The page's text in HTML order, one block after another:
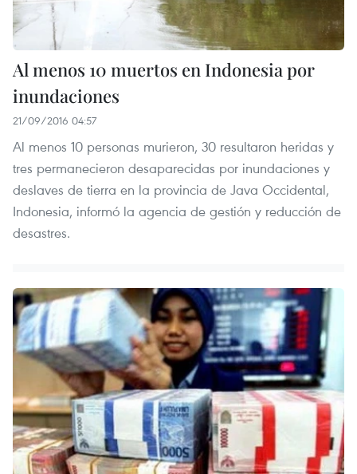
Al menos 10 muertos en Indonesia por
inundaciones
21/09/2016 04:57
Al menos 10 personas murieron, 30 resultaron heridas y
tres permanecieron desaparecidas por inundaciones y
deslaves de tierra en la provincia de Java Occidental,
Indonesia, informó la agencia de gestión y reducción de
desastres.